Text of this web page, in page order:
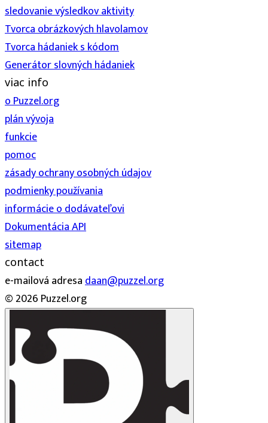
sledovanie výsledkov aktivity
Tvorca obrázkových hlavolamov
Tvorca hádaniek s kódom
Generátor slovných hádaniek
viac info
o Puzzel.org
plán vývoja
funkcie
pomoc
zásady ochrany osobných údajov
podmienky používania
informácie o dodávateľovi
Dokumentácia API
sitemap
contact
e-mailová adresadaan@puzzel.org
© 2026 Puzzel.org